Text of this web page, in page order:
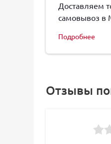
Доставляем
самовывоз в
Подробнее
Отзывы